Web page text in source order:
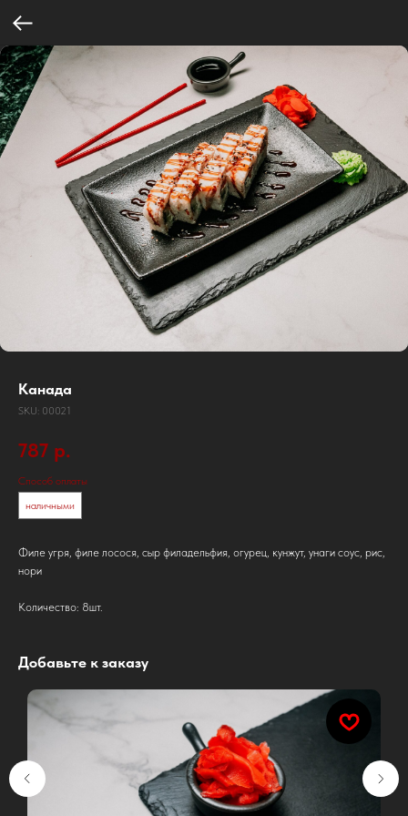
Канада
SKU: 00021
787 р.
Способ оплаты
наличными
Филе угря, филе лосося, сыр филадельфия, огурец, кунжут, унаги соус, рис,
нори
Количество: 8шт.
Добавьте к заказу